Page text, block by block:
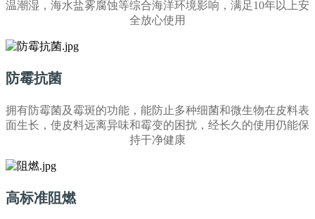
温潮湿，海水盐雾腐蚀等综合海洋环境影响，满足10年以上安
全放心使用
防霉抗菌
拥有防霉菌及霉斑的功能，能防止多种细菌和微生物在皮料表
面生长，使皮料远离异味和霉变的困扰，经长久的使用仍能保
持干净健康
高标准阻燃